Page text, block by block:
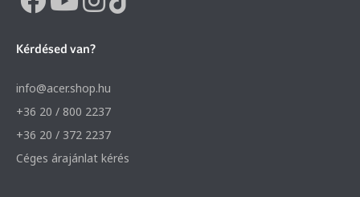
Kérdésed van?
info@acer.shop.hu
+36 20 / 800 2237
+36 20 / 372 2237
Céges árajánlat kérés